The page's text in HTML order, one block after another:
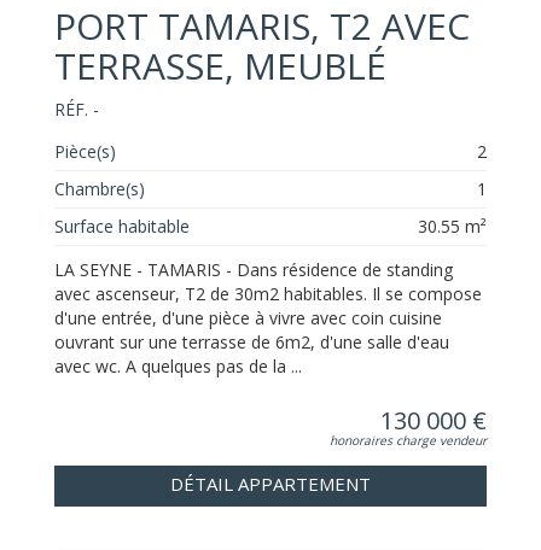
PORT TAMARIS, T2 AVEC
TERRASSE, MEUBLÉ
RÉF. -
Pièce(s)
2
Chambre(s)
1
Surface habitable
30.55 m²
LA SEYNE - TAMARIS - Dans résidence de standing
avec ascenseur, T2 de 30m2 habitables. Il se compose
d'une entrée, d'une pièce à vivre avec coin cuisine
ouvrant sur une terrasse de 6m2, d'une salle d'eau
avec wc. A quelques pas de la ...
130 000 €
honoraires charge vendeur
DÉTAIL APPARTEMENT